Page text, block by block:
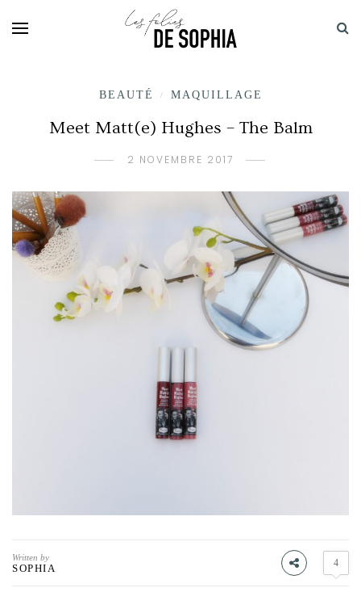
BEAUTÉ / MAQUILLAGE
Meet Matt(e) Hughes – The Balm
2 NOVEMBRE 2017
Written by
SOPHIA 4